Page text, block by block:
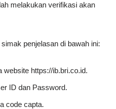
melakukan verifikasi akan
penjelasan di bawah ini:
website https://ib.bri.co.id.
ID dan Password.
code capta.